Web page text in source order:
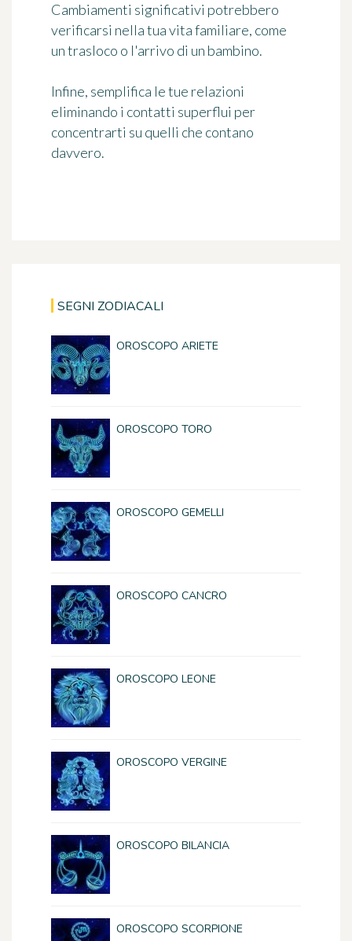
Cambiamenti significativi potrebbero
verificarsi nella tua vita familiare, come
un trasloco o l'arrivo di un bambino.
Infine, semplifica le tue relazioni
eliminando i contatti superflui per
concentrarti su quelli che contano
davvero.
SEGNI ZODIACALI
OROSCOPO ARIETE
OROSCOPO TORO
OROSCOPO GEMELLI
OROSCOPO CANCRO
OROSCOPO LEONE
OROSCOPO VERGINE
OROSCOPO BILANCIA
OROSCOPO SCORPIONE